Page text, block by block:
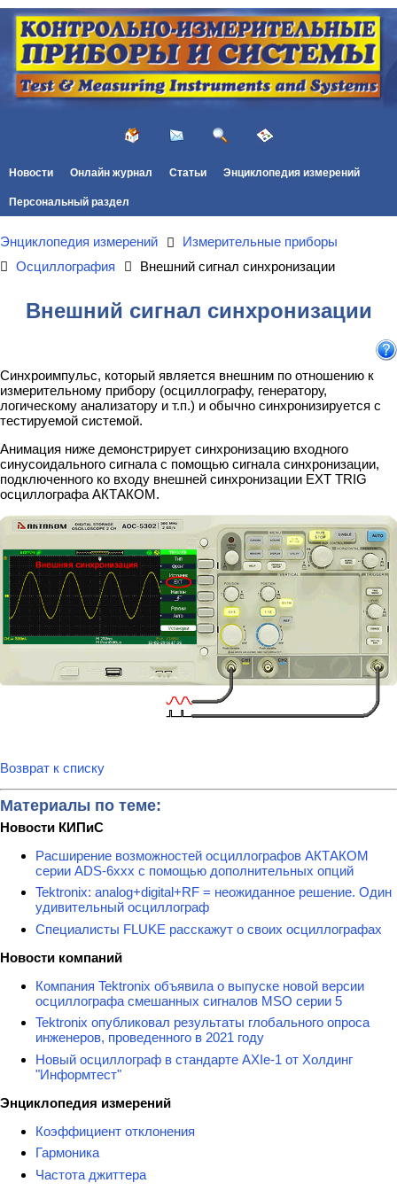
Новости Онлайн журнал Статьи Энциклопедия измерений
Персональный раздел
Энциклопедия измерений
Измерительные приборы
Осциллография
Внешний сигнал синхронизации
Внешний сигнал синхронизации
Синхроимпульс, который является внешним по отношению к
измерительному прибору (осциллографу, генератору,
логическому анализатору и т.п.) и обычно синхронизируется с
тестируемой системой.
Анимация ниже демонстрирует синхронизацию входного
синусоидального сигнала с помощью сигнала синхронизации,
подключенного ко входу внешней синхронизации EXT TRIG
осциллографа АКТАКОМ.
Возврат к списку
Материалы по теме:
Новости КИПиС
Расширение возможностей осциллографов АКТАКОМ
серии ADS-6ххх с помощью дополнительных опций
Tektronix: analog+digital+RF = неожиданное решение. Один
удивительный осциллограф
Специалисты FLUKE расскажут о своих осциллографах
Новости компаний
Компания Tektronix объявила о выпуске новой версии
осциллографа смешанных сигналов MSO серии 5
Tektronix опубликовал результаты глобального опроса
инженеров, проведенного в 2021 году
Новый осциллограф в стандарте AXIe-1 от Холдинг
"Информтест"
Энциклопедия измерений
Коэффициент отклонения
Гармоника
Частота джиттера